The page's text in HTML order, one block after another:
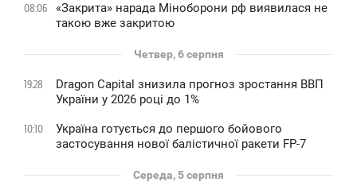
08:06
«Закрита» нарада Міноборони рф виявилася не
такою вже закритою
Четвер, 6 серпня
19:28
Dragon Capital знизила прогноз зростання ВВП
України у 2026 році до 1%
10:10
Україна готується до першого бойового
застосування нової балістичної ракети FP-7
Середа, 5 серпня